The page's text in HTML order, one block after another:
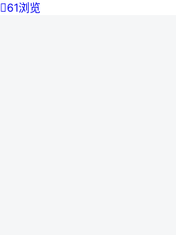
61浏览